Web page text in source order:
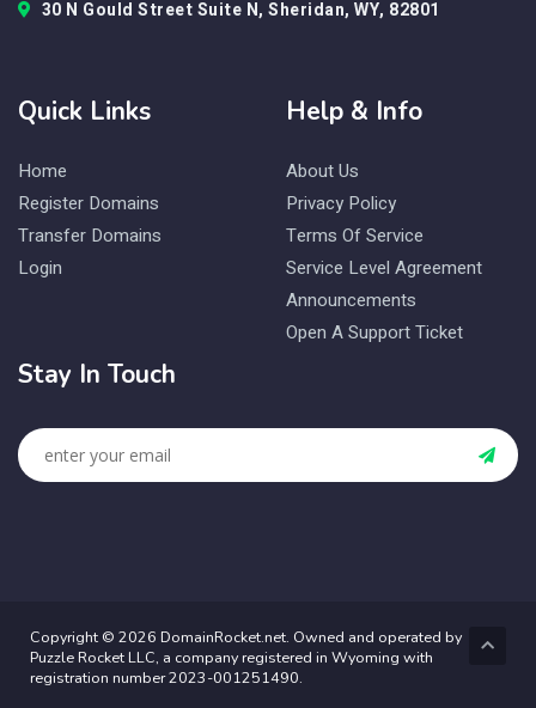
30 N Gould Street Suite N, Sheridan, WY, 82801
Quick Links
Home
Register Domains
Transfer Domains
Login
Help & Info
About Us
Privacy Policy
Terms Of Service
Service Level Agreement
Announcements
Open A Support Ticket
Stay In Touch
Copyright © 2026 DomainRocket.net. Owned and operated by
Puzzle Rocket LLC, a company registered in Wyoming with
registration number 2023-001251490.